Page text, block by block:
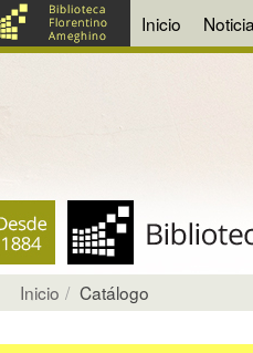
Inicio
Inicio Catálogo